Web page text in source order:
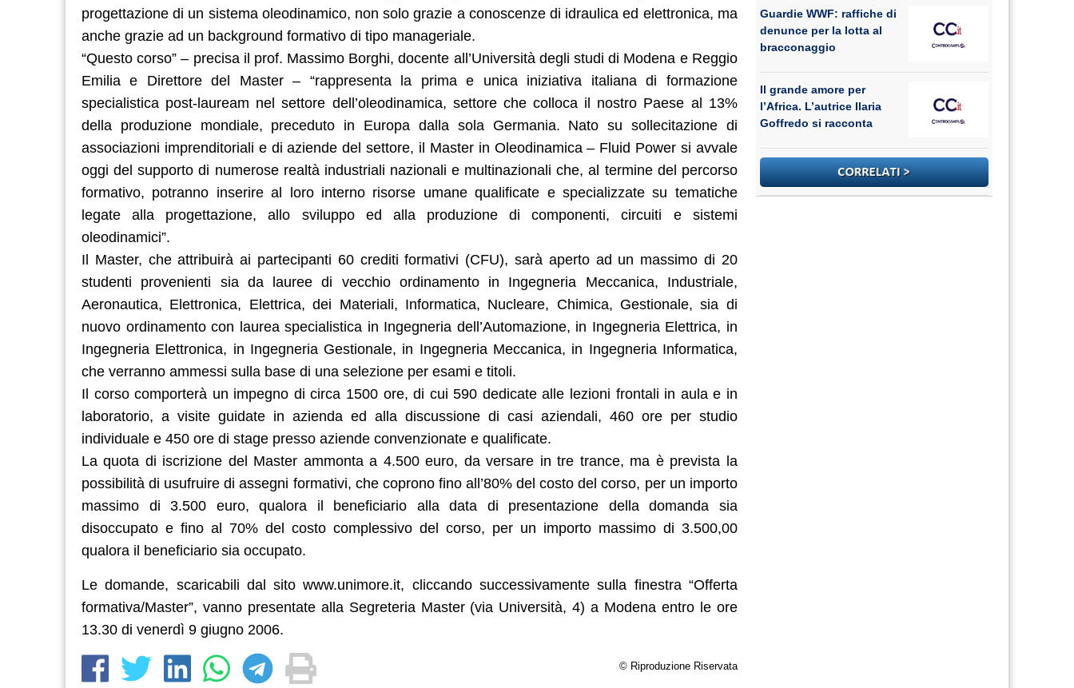
progettazione di un sistema oleodinamico, non solo grazie a conoscenze di idraulica ed elettronica, ma
anche grazie ad un background formativo di tipo manageriale.
“Questo corso” – precisa il prof. Massimo Borghi, docente all’Università degli studi di Modena e Reggio
Emilia e Direttore del Master – “rappresenta la prima e unica iniziativa italiana di formazione
specialistica post-lauream nel settore dell’oleodinamica, settore che colloca il nostro Paese al 13%
della produzione mondiale, preceduto in Europa dalla sola Germania. Nato su sollecitazione di
associazioni imprenditoriali e di aziende del settore, il Master in Oleodinamica – Fluid Power si avvale
oggi del supporto di numerose realtà industriali nazionali e multinazionali che, al termine del percorso
formativo, potranno inserire al loro interno risorse umane qualificate e specializzate su tematiche
legate alla progettazione, allo sviluppo ed alla produzione di componenti, circuiti e sistemi
oleodinamici”.
Il Master, che attribuirà ai partecipanti 60 crediti formativi (CFU), sarà aperto ad un massimo di 20
studenti provenienti sia da lauree di vecchio ordinamento in Ingegneria Meccanica, Industriale,
Aeronautica, Elettronica, Elettrica, dei Materiali, Informatica, Nucleare, Chimica, Gestionale, sia di
nuovo ordinamento con laurea specialistica in Ingegneria dell’Automazione, in Ingegneria Elettrica, in
Ingegneria Elettronica, in Ingegneria Gestionale, in Ingegneria Meccanica, in Ingegneria Informatica,
che verranno ammessi sulla base di una selezione per esami e titoli.
Il corso comporterà un impegno di circa 1500 ore, di cui 590 dedicate alle lezioni frontali in aula e in
laboratorio, a visite guidate in azienda ed alla discussione di casi aziendali, 460 ore per studio
individuale e 450 ore di stage presso aziende convenzionate e qualificate.
La quota di iscrizione del Master ammonta a 4.500 euro, da versare in tre trance, ma è prevista la
possibilità di usufruire di assegni formativi, che coprono fino all’80% del costo del corso, per un importo
massimo di 3.500 euro, qualora il beneficiario alla data di presentazione della domanda sia
disoccupato e fino al 70% del costo complessivo del corso, per un importo massimo di 3.500,00
qualora il beneficiario sia occupato.
Le domande, scaricabili dal sito www.unimore.it, cliccando successivamente sulla finestra “Offerta
formativa/Master”, vanno presentate alla Segreteria Master (via Università, 4) a Modena entro le ore
13.30 di venerdì 9 giugno 2006.
© Riproduzione Riservata
Guardie WWF: raffiche di
denunce per la lotta al
bracconaggio
Il grande amore per
l’Africa. L’autrice Ilaria
Goffredo si racconta